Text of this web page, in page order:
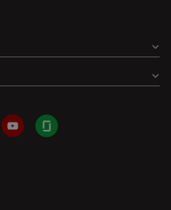
YouTubeGlassdoor